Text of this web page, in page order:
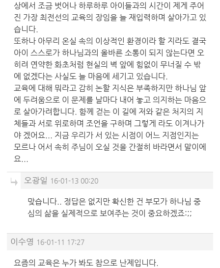
상에서 조금 벗어나 하루하루 아이들과의 시간이 제게 주어
진 가장 최전선의 교육의 장임을 늘 재입력하며 살아가고 있
습니다.
또하나 아무리 온실 속의 이상적인 환경이라 할 지라도 결국
아이 스스로가 하나님과의 올바른 소통이 되지 않는다면 오
히려 연약한 화초처럼 현실의 벽 앞에 힘없이 무너질 수 밖
에 없겠다는 사실도 늘 마음에 세기고 있습니다.
교육에 대해 뭐라고 감히 논할 지식은 부족하지만 하나님 앞
에 두려움으로 이 문제를 날마다 내어 놓고 의지하는 마음으
로 살아가려합니다. 함께 걷는 이 길에 저와 같은 처지의 지
체들과 서로 위로하며 조언을 구하며 그렇게 라도 이겨나가
야 겠어요... 지금 우리가 서 있는 시점이 어느 지점인지는
모르나 어서 속히 주님이 오실 것을 간절히 바라면서 말이에
요...
오광일 16-01-13 00:20
맞습니다.. 정답은 없지만 확신한 건 부모가 하나님 중
심의 삶을 실제적으로 보여주는 것이 중요하겠죠:;;
이수영 16-01-11 17:27
요즘의 교육은 누가 봐도 참으로 난제입니다.